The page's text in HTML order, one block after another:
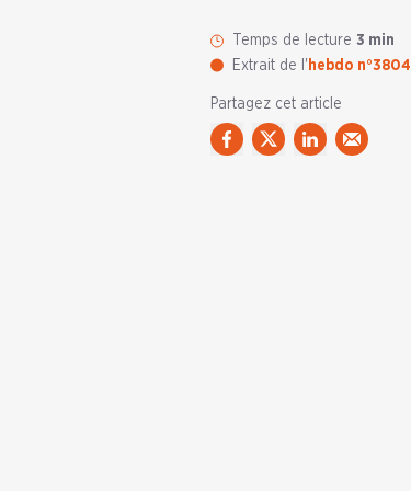
Temps de lecture 3 min
Extrait de l' hebdo n°3804
Partagez cet article